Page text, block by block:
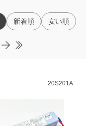
新着順 安い順
20S201A